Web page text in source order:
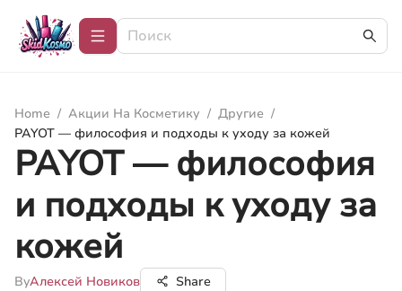
Home / Акции На Косметику / Другие /
PAYOT — философия и подходы к уходу за кожей
PAYOT — философия
и подходы к уходу за
кожей
ByАлексей Новиков Share